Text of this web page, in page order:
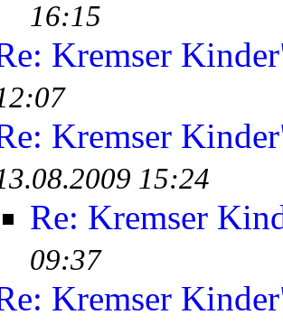
16:15
Kremser
Kremser
15:24
Re: Kremser
09:37
Kremser